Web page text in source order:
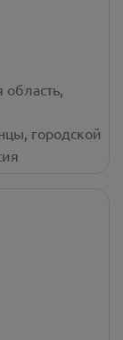
городской